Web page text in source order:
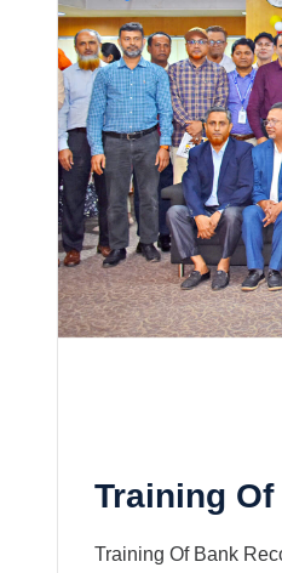
Training
Training Of Bank